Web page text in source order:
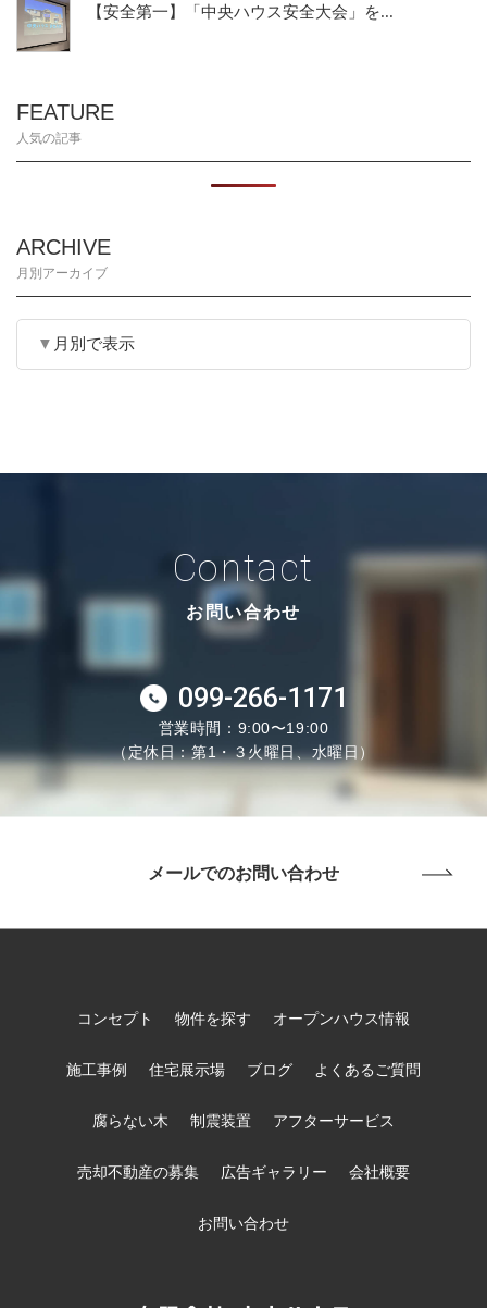
【安全第一】「中央ハウス安全大会」を...
FEATURE
人気の記事
ARCHIVE
月別アーカイブ
月別で表示
Contact
お問い合わせ
099-266-1171
営業時間：9:00〜19:00
（定休日：第1・３火曜日、水曜日）
メールでのお問い合わせ
コンセプト 物件を探す オープンハウス情報
施工事例 住宅展示場 ブログ よくあるご質問
腐らない木 制震装置 アフターサービス
売却不動産の募集 広告ギャラリー 会社概要
お問い合わせ